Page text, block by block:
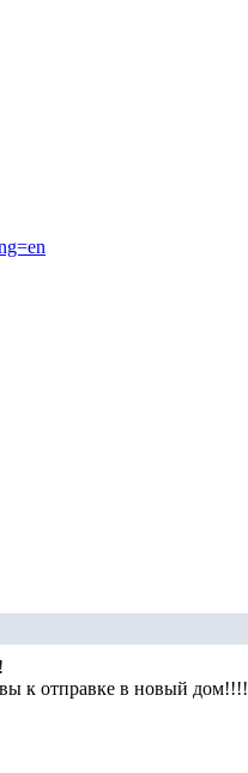
к отправке в новый дом!!!!